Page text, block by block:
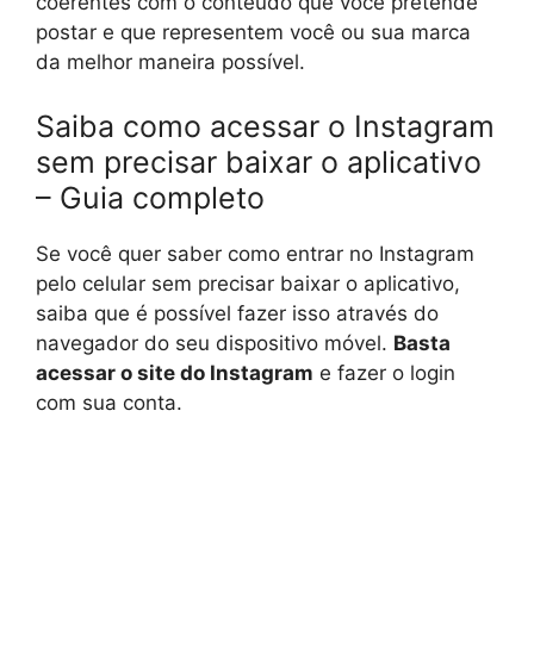
postar e que representem você ou sua marca
da melhor maneira possível.
Saiba como acessar o Instagram
sem precisar baixar o aplicativo
– Guia completo
Se você quer saber como entrar no Instagram
pelo celular sem precisar baixar o aplicativo,
saiba que é possível fazer isso através do
navegador do seu dispositivo móvel. Basta
acessar o site do Instagram e fazer o login
com sua conta.